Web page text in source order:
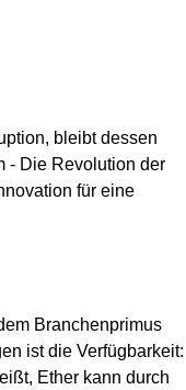
bleibt dessen
- Die Revolution der
für eine
Branchenprimus
ist die Verfügbarkeit:
Ether kann durch